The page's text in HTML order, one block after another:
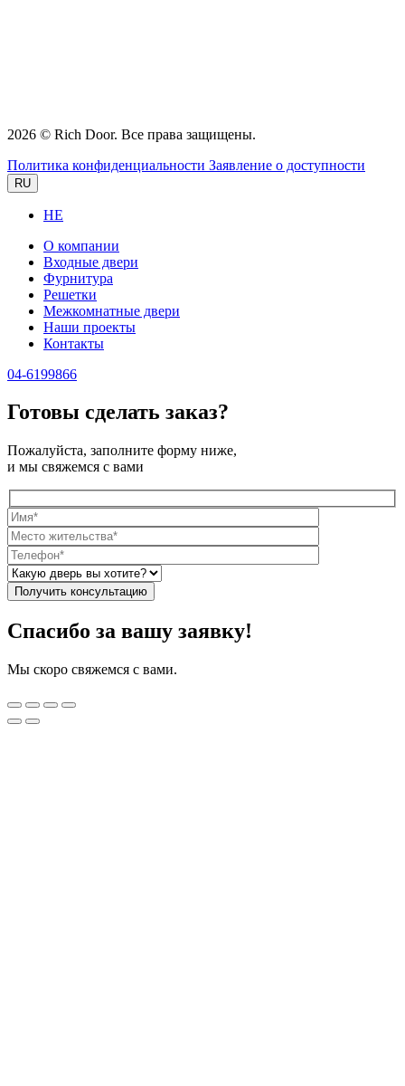
2026 © Rich Door. Все права защищены.
Политика конфиденциальности Заявление о доступности
RU
HE
О компании
Входные двери
Фурнитура
Решетки
Межкомнатные двери
Наши проекты
Контакты
04-6199866
Готовы сделать заказ?
Пожалуйста, заполните форму ниже,
и мы свяжемся с вами
Спасибо за вашу заявку!
Мы скоро свяжемся с вами.